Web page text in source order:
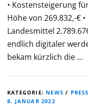
• Kostensteigerung
Höhe von 269.832,-€
Landesmittel
endlich digitaler
bekam kürzlich die …
KATEGORIE: NEWS /
8. JANUAR 2022